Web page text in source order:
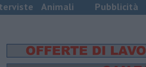
Animali Pubblicità